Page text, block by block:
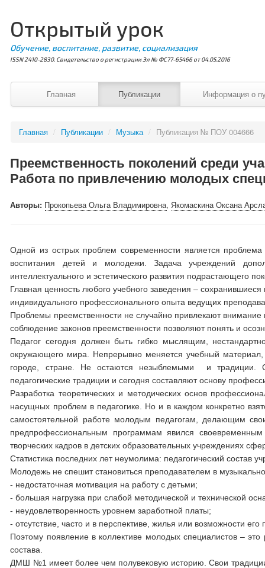
Открытый урок
Обучение, воспитание, развитие, социализация
ISSN 2410-2830. Свидетельство о регистрации Эл № ФС77-65466 от 04.05.2016
Главная Публикации Информация о
Главная / Публикации / Музыка / Публикация № ПОУ 004666
Преемственность поколений среди
Работа по привлечению молодых
Авторы: Прокопьева Ольга Владимировна,Якомаскина Оксана
Одной из острых проблем современности является проблема
воспитания детей и молодежи. Задача учреждений
интеллектуального и эстетического развития подрастающего
Главная ценность любого учебного заведения –
индивидуального профессионального опыта ведущих
Проблемы преемственности не случайно привлекают внимание
соблюдение законов преемственности позволяют понять и
Педагог сегодня должен быть гибко мыслящим,
окружающего мира. Непрерывно меняется учебный
городе, стране. Не остаются незыблемыми и традиции.
педагогические традиции и сегодня составляют основу
Разработка теоретических и методических основ
насущных проблем в педагогике. Но и в каждом конкретно
самостоятельной работе молодым педагогам, делающим
предпрофессиональным программам явился
творческих кадров в детских образовательных учреждениях
Статистика последних лет неумолима: педагогический состав
Молодежь не спешит становиться преподавателем в
- недостаточная мотивация на работу с детьми;
- большая нагрузка при слабой методической и технической
- неудовлетворенность уровнем заработной платы;
- отсутствие, часто и в перспективе, жилья или возможности его
Поэтому появление в коллективе молодых специалистов –
состава.
ДМШ №1 имеет более чем полувековую историю. Свои